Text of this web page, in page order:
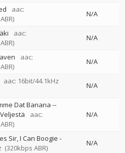
aac:
N/A
aac:
N/A
aac:
N/A
aac: 16bit/44.1kHz
N/A
Dat Banana --
aac:
N/A
Sir, I Can Boogie -
(320kbps ABR)
N/A